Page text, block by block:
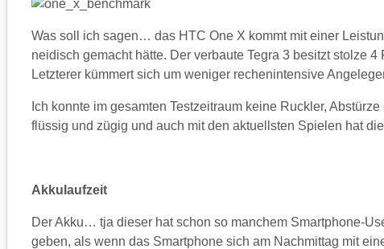
Was soll ich sagen… das HTC One X kommt mit einer
neidisch gemacht hätte. Der verbaute Tegra 3 besitzt stolze
Letzterer kümmert sich um weniger rechenintensive
Ich konnte im gesamten Testzeitraum keine Ruckler,
flüssig und zügig und auch mit den aktuellsten Spielen hat
Akkulaufzeit
Der Akku… tja dieser hat schon so manchem Smartphone-
geben, als wenn das Smartphone sich am Nachmittag mit